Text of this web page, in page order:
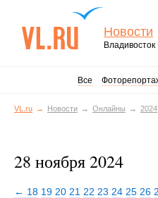
Новости
Владивосток
Все
VL.ru Новости Онлайны 2024
28 ноября 2024
← 18 19 20 21 22 23 24 25 26